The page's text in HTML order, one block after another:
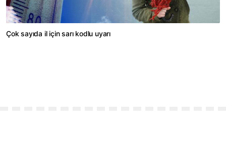
Çok sayıda il için sarı kodlu uyarı